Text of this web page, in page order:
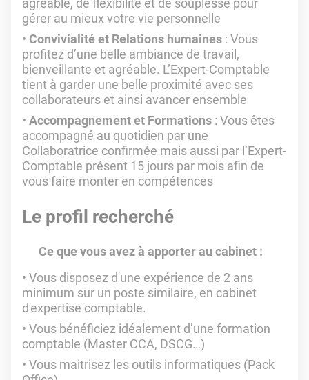
agréable, de flexibilité et de souplesse pour
gérer au mieux votre vie personnelle
Convivialité et Relations humaines : Vous
profitez d’une belle ambiance de travail,
bienveillante et agréable. L’Expert-Comptable
tient à garder une belle proximité avec ses
collaborateurs et ainsi avancer ensemble
Accompagnement et Formations : Vous êtes
accompagné au quotidien par une
Collaboratrice confirmée mais aussi par l’Expert-
Comptable présent 15 jours par mois afin de
vous faire monter en compétences
Le profil recherché
Ce que vous avez à apporter au cabinet :
Vous disposez d'une expérience de 2 ans
minimum sur un poste similaire, en cabinet
d'expertise comptable.
Vous bénéficiez idéalement d’une formation
comptable (Master CCA, DSCG…)
Vous maitrisez les outils informatiques (Pack